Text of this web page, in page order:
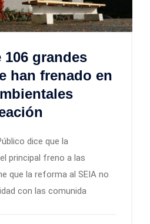
grandes
han frenado en
dice que la
principal freno a las
que la reforma al SEIA no
con las comunida